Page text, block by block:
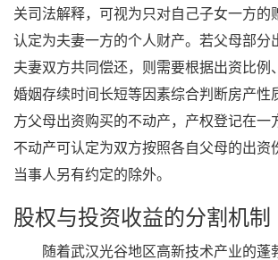
关司法解释，可视为只对自己子女一方的
认定为夫妻一方的个人财产。若父母部分
夫妻双方共同偿还，则需要根据出资比例
婚姻存续时间长短等因素综合判断房产性
方父母出资购买的不动产，产权登记在一
不动产可认定为双方按照各自父母的出资
当事人另有约定的除外。
股权与投资收益的分割机制
随着武汉光谷地区高新技术产业的蓬